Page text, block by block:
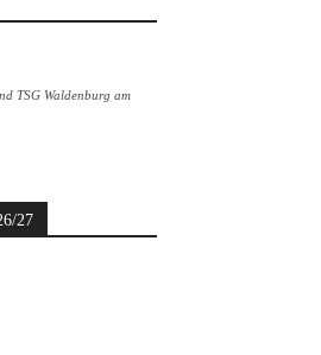
TSG Waldenburg am
27